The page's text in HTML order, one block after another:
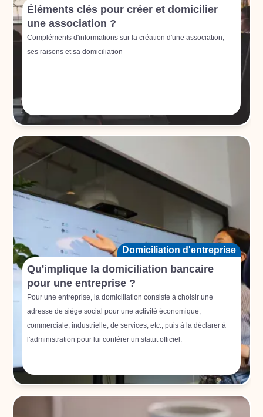
Éléments clés pour créer et domicilier
une association ?
Compléments d'informations sur la création d'une association,
ses raisons et sa domiciliation
Domiciliation d'entreprise
Qu'implique la domiciliation bancaire
pour une entreprise ?
Pour une entreprise, la domiciliation consiste à choisir une
adresse de siège social pour une activité économique,
commerciale, industrielle, de services, etc., puis à la déclarer à
l'administration pour lui conférer un statut officiel.